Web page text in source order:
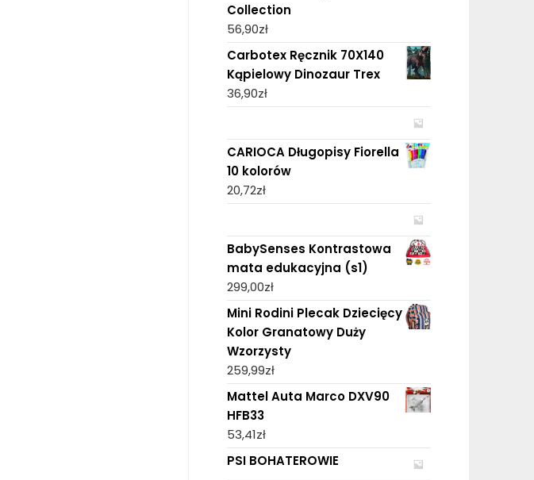
Collection
56,90zł
Carbotex Ręcznik 70X140
Kąpielowy Dinozaur Trex
36,90zł
CARIOCA Długopisy Fiorella
10 kolorów
20,72zł
BabySenses Kontrastowa
mata edukacyjna (s1)
299,00zł
Mini Rodini Plecak Dziecięcy
Kolor Granatowy Duży
Wzorzysty
259,99zł
Mattel Auta Marco DXV90
HFB33
53,41zł
PSI BOHATEROWIE